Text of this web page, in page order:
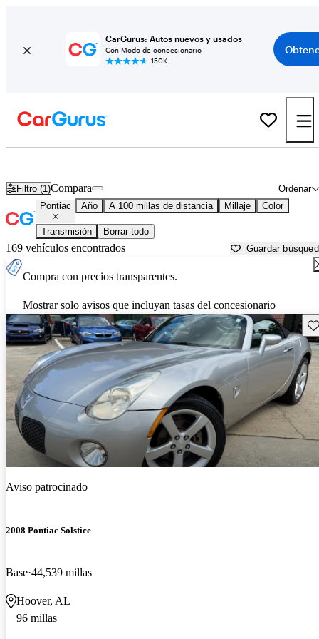
CarGurus: Autos nuevos y usados
Con Modo de concesionario
150K+
Filtro (1) Ordenar
Compara
Pontiac Año A 100 millas de distancia Millaje Color
Transmisión Borrar todo
169 vehículos encontrados Guardar
Compra con precios transparentes.
Mostrar solo avisos que incluyan tasas del concesionario
Aviso patrocinado
2008 Pontiac Solstice
Base 44,539 millas
Hoover, AL
96 millas